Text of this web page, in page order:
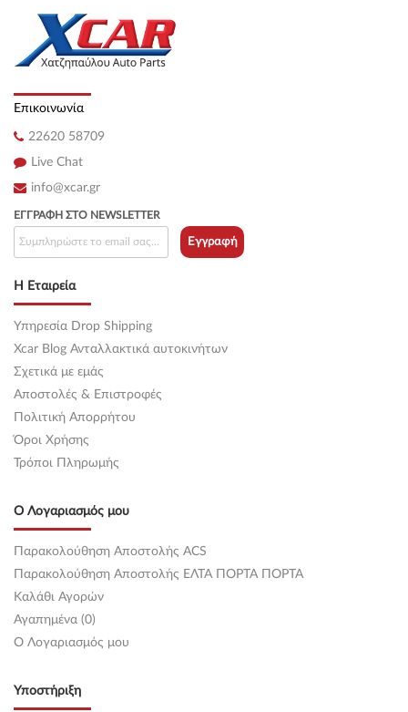
Επικοινωνία
22620 58709
Live Chat
info@xcar.gr
Η Εταιρεία
Υπηρεσία Drop Shipping
Xcar Blog Ανταλλακτικά αυτοκινήτων
Σχετικά με εμάς
Αποστολές & Επιστροφές
Πολιτική Απορρήτου
Όροι Χρήσης
Τρόποι Πληρωμής
Ο Λογαριασμός μου
Παρακολούθηση Αποστολής ACS
Παρακολούθηση Αποστολής ΕΛΤΑ ΠΟΡΤΑ ΠΟΡΤΑ
Καλάθι Αγορών
Αγαπημένα (0)
O Λογαριασμός μου
Υποστήριξη
ΕΓΓΡΑΦΉ ΣΤΟ NEWSLETTER
Εγγραφή